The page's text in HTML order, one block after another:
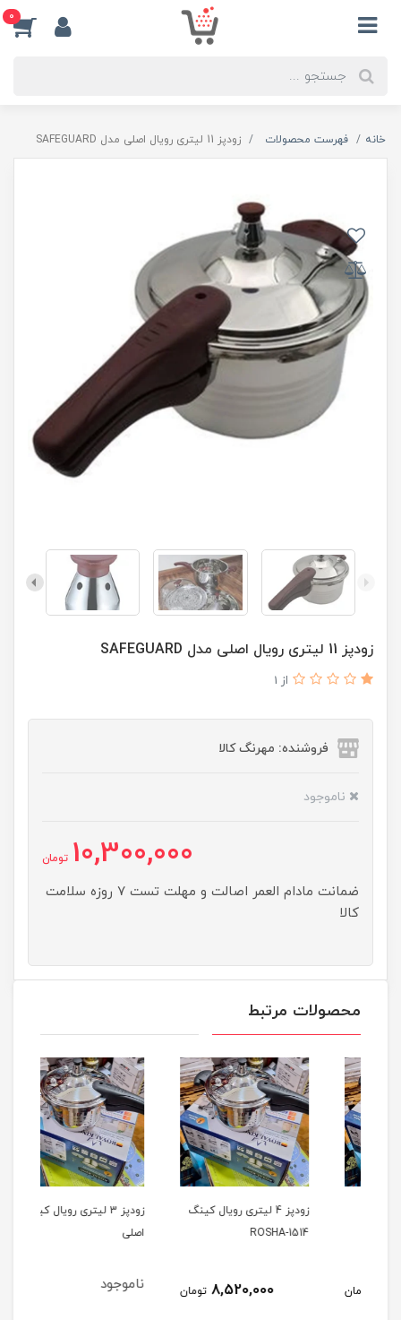
0
خانه فهرست محصولات زودپز 11 لیتری رویال اصلی مدل SAFEGUARD
زودپز 11 لیتری رویال اصلی مدل SAFEGUARD
از 1
فروشنده: مهرنگ کالا
ناموجود
10,300,000 تومان
ضمانت مادام العمر اصالت و مهلت تست ۷ روزه سلامت
کالا
محصولات مرتبط
زودپز 4 لیتری رویال کینگ
ROSHA-1514
8,520,000 تومان
زودپز 3 لیتری رویال کینگ
ناموجود